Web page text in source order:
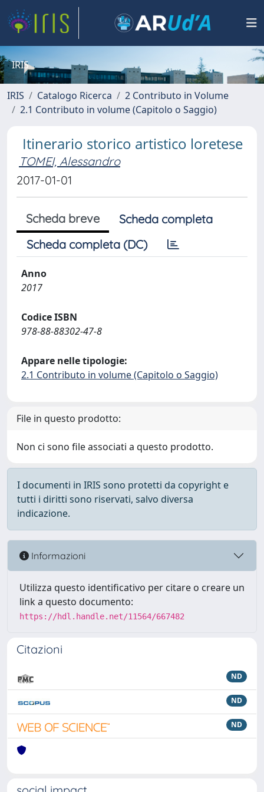
IRIS
IRIS Catalogo Ricerca
2 Contributo in Volume
2.1 Contributo in volume (Capitolo o Saggio)
Itinerario storico artistico loretese
TOMEI, Alessandro
2017-01-01
Scheda breve
Scheda completa
Scheda completa (DC)
Anno
2017
Codice ISBN
978-88-88302-47-8
Appare nelle tipologie:
2.1 Contributo in volume (Capitolo o Saggio)
File in questo prodotto:
Non ci sono file associati a questo prodotto.
I documenti in IRIS sono protetti da copyright e
tutti i diritti sono riservati, salvo diversa
indicazione.
Informazioni
Utilizza questo identificativo per citare o creare un
link a questo documento:
https://hdl.handle.net/11564/667482
Citazioni
ND
ND
ND